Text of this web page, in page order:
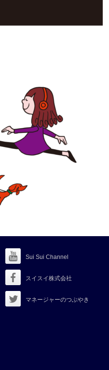
Sui Sui Channel
スイスイ株式会社
マネージャーのつぶやき